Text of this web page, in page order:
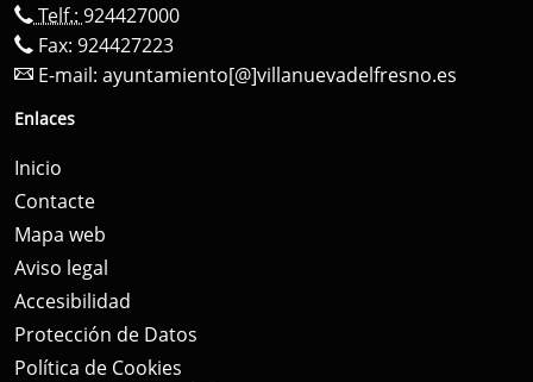
Telf.: 924427000
Fax: 924427223
E-mail: ayuntamiento[@]villanuevadelfresno.es
Enlaces
Inicio
Contacte
Mapa web
Aviso legal
Accesibilidad
Protección de Datos
Política de Cookies